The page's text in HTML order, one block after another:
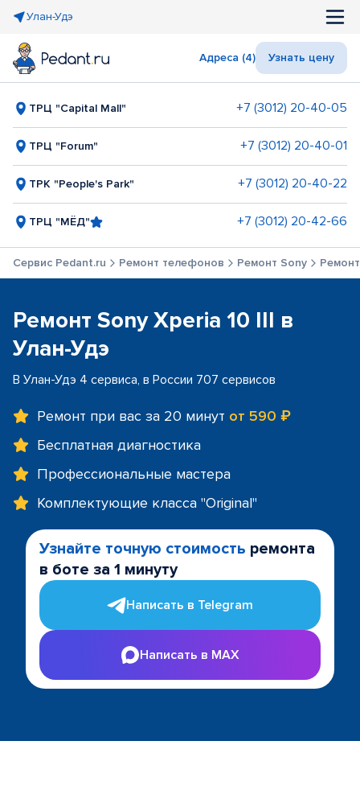
Улан-Удэ
Адреса (4) Узнать цену
ТРЦ "Capital Mall" +7 (3012) 20-40-05
ТРЦ "Forum" +7 (3012) 20-40-01
ТРК "People's Park" +7 (3012) 20-40-22
ТРЦ "МЁД" +7 (3012) 20-42-66
Сервис Pedant.ru Ремонт телефонов Ремонт Sony
Ремонт Sony Xperia 10 III в
Улан-Удэ
В Улан-Удэ 4 сервиса, в России 707 сервисов
Ремонт при вас за 20 минут от 590 ₽
Бесплатная диагностика
Профессиональные мастера
Комплектующие класса "Original"
Узнайте точную стоимость ремонта
в боте за 1 минуту
Написать в Telegram
Написать в MAX